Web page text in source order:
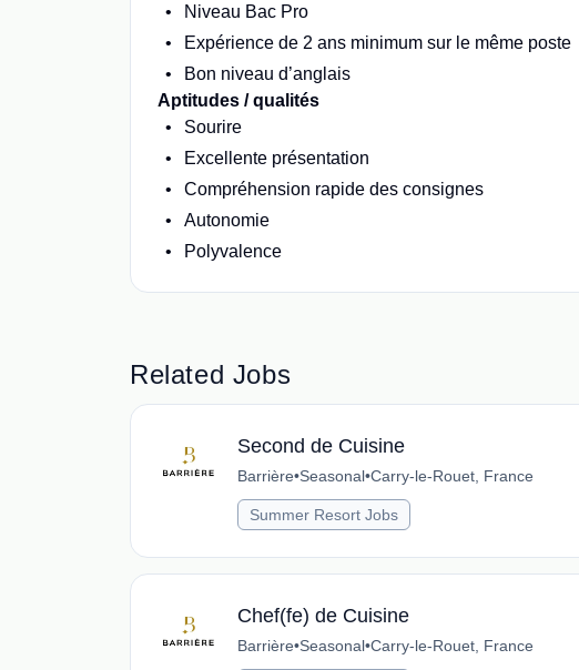
Niveau Bac Pro
Expérience de 2 ans minimum sur le même poste
Bon niveau d’anglais
Aptitudes / qualités
Sourire
Excellente présentation
Compréhension rapide des consignes
Autonomie
Polyvalence
Related Jobs
Second de Cuisine
Barrière•Seasonal•Carry-le-Rouet, France
Summer Resort Jobs
Chef(fe) de Cuisine
Barrière•Seasonal•Carry-le-Rouet, France